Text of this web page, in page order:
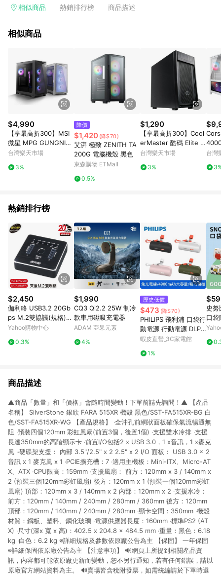
Smart mobile、神腦生活、JS巨盛、樂天KOBO電子書，請詳閱
台灣樂天市場，並在同一瀏覽器於24小時內結帳，才享有 LINE
市場 45 天內完成訂單出貨及結帳，則不符合贈點資格。 (4) 如
使用APP、或中途瀏覽比價網、回饋網、Google等其他網頁、或
由網頁版(電腦版/手機版網頁)切換為App都將會造成追蹤中斷而
無法進行 LINE POINTS 回饋。 (5) LINE 購物為購物資訊整合性
平台，商品資料更新會有時間差，如顯示之商品規格、顏色、價
位、贈品與台灣樂天市場銷售網頁不符，以銷售網頁標示為準。
(6) 導購訂單已逾 365 天，根據台灣樂天回饋規定，逾期訂單將
不符合回饋資格。 (7) 若上述或其他原因，致使消費者無接收到
點數回饋或點數回饋有爭議，台灣樂天市場保有更改條款與法律
追訴之權利，活動詳情以樂天市場網站公告為準。
相似商品 熱銷排行榜 商品描述
相似商品
$4,990
【享最高折300】MSI
微星 MPG GUNGNIR
300R AIRFLOW 黑色
台灣樂天市場
3%
降價
$1,420 (降$70)
艾湃 極致 ZENITH TA
200G 電腦機殼 黑色
東森購物 ETMall
0.5%
$1,290
【享最高折300】Cool
erMaster 酷碼 Elite 3
00 光碟機版/無玻璃透
台灣樂天市場
3%
台灣
熱銷排行榜
$2,450
伽利略 USB3.2 20Gb
ps M.2雙協議(規格)
對拷(拷貝)機 (DMC32
Yahoo購物中心
0.3%
$1,990
CQ3 Qi2.2 25W 制冷
款車用磁吸充電器
ADAM 亞果元素
4%
歷史低價
$473 (降$70)
PHILIPS 飛利浦 口袋行
動電源 行動電源 DLP2
550 現貨 廠商直送
蝦皮直營_3C家電館
1%
史努
口袋
E-
商品描述
▲商品「數量」和「價格」會隨時間變動！下單前請先詢問！▲ 【產品
名稱】 SilverStone 銀欣 FARA 515XR 機殼 黑色/SST-FA515XR-BG 白
色/SST-FA515XR-WG 【產品規格】 ‧全沖孔前網狀面板確保氣流暢通無
阻 ‧預裝四個120mm 彩虹風扇(前置3個，後置1個) ‧支援雙水冷排 ‧支援
長達350mm的高階顯示卡 ‧前置I/O包括2 x USB 3.0，1 x音訊，1 x麥克
風 ‧‧硬碟架支援： 內部 3.5"/2.5" x 2 2.5" x 2 I/O 面板： USB 3.0 x 2
音訊 x 1 麥克風 x 1 ‧PCIE擴充槽：7 ‧適用主機板：Mini-ITX、Micro-AT
X、ATX ‧CPU限高：159mm ‧支援風扇： 前方：120mm x 3 / 140mm x
2 (預裝三個120mm彩虹風扇) 後方：120mm x 1 (預裝一個120mm彩虹
風扇) 頂部：120mm x 3 / 140mm x 2 內部：120mm x 2 ‧支援水冷：
前方：120mm / 140mm / 240mm / 280mm / 360mm 後方：120mm
頂部：120mm / 140mm / 240mm / 280mm ‧顯卡空間：350mm ‧機殼
材質：鋼板、塑料、鋼化玻璃 ‧電源供應器長度：160mm ‧標準PS2 (AT
X) ‧尺寸(深x 寬 x 高)：402.5 x 204.8 x 484.5 mm ‧重量：黑色：6.18
kg ‧白色：6.2 kg ※詳細規格及參數依原廠公告為主 【保固】 一年保固
※詳細保固依原廠公告為主 【注意事項】 🔊網頁上所提到相關產品資
訊，內容都可能依原廠更新而變動，恕不另行通知，若有任何錯誤，請以
原廠官方網站資料為主。 🔊賣場皆含稅附發票，如需統編請於下單時選